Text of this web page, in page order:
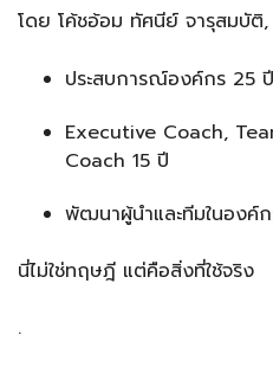
โดย โค้ชอ้อม ทัศนีย์ จารุสมบัติ,
ประสบการณ์องค์กร 25 ปี
Executive Coach,
Coach 15 ปี
พัฒนาผู้นำและทีมในองค์
นี่ไม่ใช่ทฤษฎี แต่คือสิ่งที่ใช้จริง
.